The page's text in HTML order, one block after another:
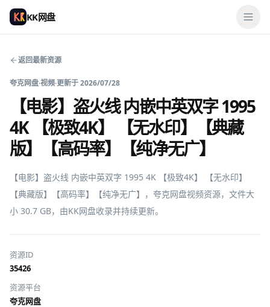
KK网盘
返回最新资源
夸克网盘·视频·更新于2026/07/28
【电影】盗火线 内嵌中英双字 1995
4K 【极致4K】 【无水印】【典藏
版】【高码率】【纯净无广】
【电影】盗火线 内嵌中英双字 1995 4K 【极致4K】 【无水印】
【典藏版】【高码率】【纯净无广】，夸克网盘视频资源，文件大
小 30.7 GB，由KK网盘收录并持续更新。
资源ID
35426
资源平台
夸克网盘